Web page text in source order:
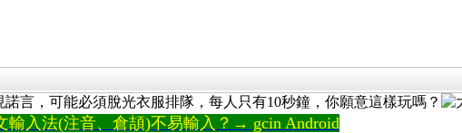
言，可能必須脫光衣服排隊，每人只有10秒鐘，你願意這樣玩嗎？
輸入法(注音、倉頡)不易輸入？→ gcin Android